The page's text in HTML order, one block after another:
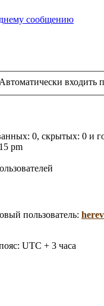
Автоматически входить
0, скрытых: 0 и
pm
пользователь:
UTC + 3 часа